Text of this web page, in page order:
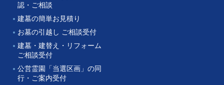
認・ご相談
建墓の簡単お見積り
お墓の引越し ご相談受付
建墓・建替え・リフォーム
ご相談受付
公営霊園「当選区画」の同
行・ご案内受付